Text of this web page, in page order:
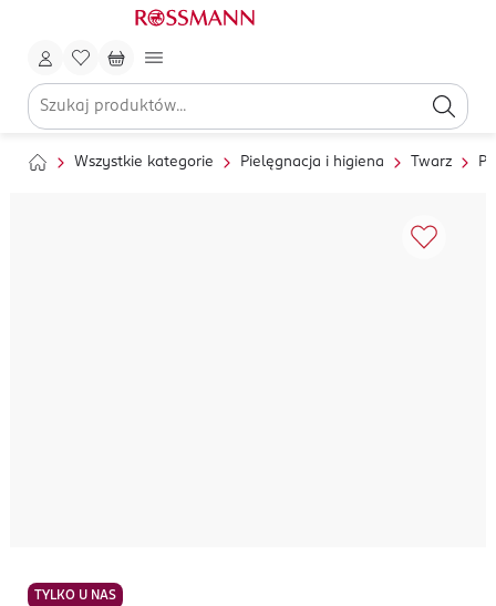
Wszystkie kategorie Pielęgnacja i higiena Twarz
TYLKO U NAS